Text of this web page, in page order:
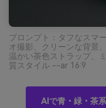
プロンプト：タフなスマ
オ撮影、クリーンな背景
温かい茶色ストラップ、
質スタイル --ar 16:9
AIで青・緑・茶